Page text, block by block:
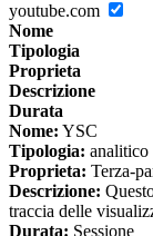
youtube.com
Nome
Tipologia
Proprieta
Descrizione
Durata
Nome: YSC
Tipologia: analitico
Proprieta: Terza-
Descrizione:
traccia delle
Durata: Sessione